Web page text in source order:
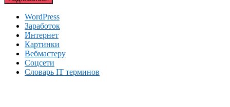
WordPress
Заработок
Интернет
Картинки
Вебмастеру
Соцсети
Словарь IT терминов